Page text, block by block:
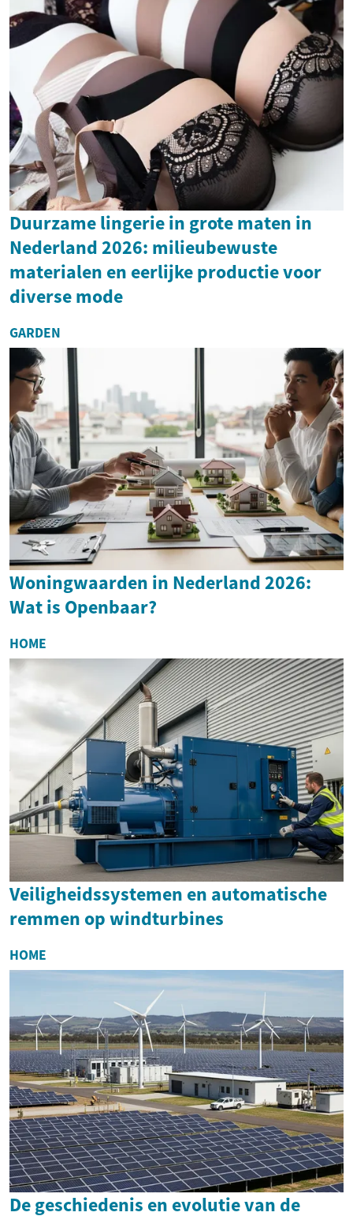
Duurzame lingerie in grote maten in
Nederland 2026: milieubewuste
materialen en eerlijke productie voor
diverse mode
GARDEN
Woningwaarden in Nederland 2026:
Wat is Openbaar?
HOME
Veiligheidssystemen en automatische
remmen op windturbines
HOME
De geschiedenis en evolutie van de